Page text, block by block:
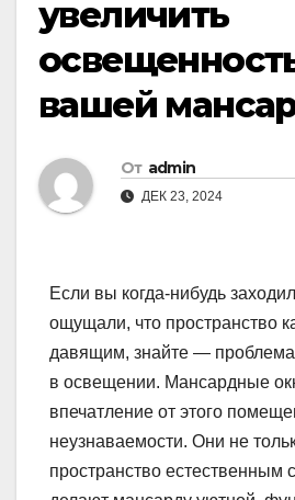
увеличить
вашей
От admin
ДЕК 23, 2024
Если вы когда-нибудь
ощущали, что пространство
давящим, знайте —
в освещении. Мансардные
впечатление от этого
неузнаваемости. Они не
пространство естественным